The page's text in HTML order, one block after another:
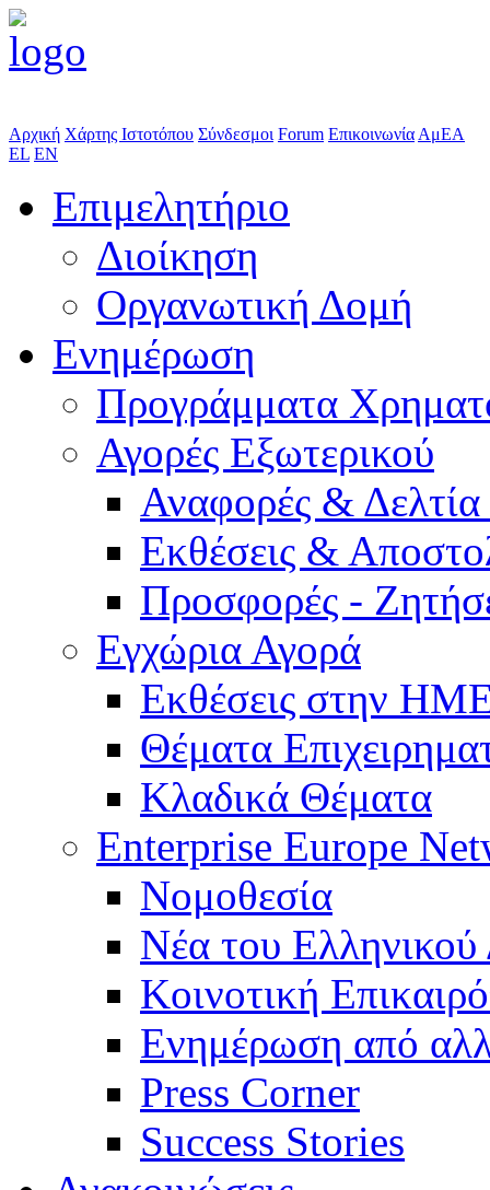
Αρχική Χάρτης Ιστοτόπου Σύνδεσμοι Forum Επικοινωνία ΑμΕΑ
EL EN
Επιμελητήριο
Διοίκηση
Οργανωτική Δομή
Ενημέρωση
Προγράμματα
Αγορές Εξωτερικού
Αναφορές &
Εκθέσεις &
Προσφορές -
Εγχώρια Αγορά
Εκθέσεις στην
Θέματα
Κλαδικά Θέματα
Enterprise Europe
Νομοθεσία
Νέα του Ελληνικού
Κοινοτική
Ενημέρωση από
Press Corner
Success Stories